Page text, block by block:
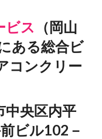
ビス
（岡山
ある総合ビ
コンクリー
中央区内平
ビル102－